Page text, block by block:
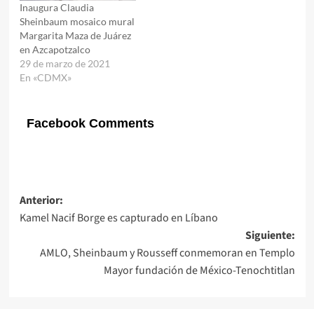
Inaugura Claudia
Sheinbaum mosaico mural
Margarita Maza de Juárez
en Azcapotzalco
29 de marzo de 2021
En «CDMX»
Facebook Comments
Navegación
de
entradas
Anterior:
Kamel Nacif Borge es capturado en Líbano
Siguiente:
AMLO, Sheinbaum y Rousseff conmemoran en Templo
Mayor fundación de México-Tenochtitlan